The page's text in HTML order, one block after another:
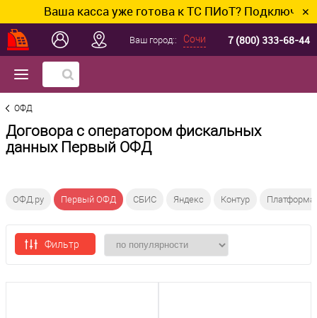
Ваша касса уже готова к ТС ПИоТ? Подключим и
✕
Ваш город:: Сочи 7 (800) 333-68-44
ОФД
Договора с оператором фискальных
данных Первый ОФД
ОФД.ру Первый ОФД СБИС Яндекс Контур Платформа
Фильтр